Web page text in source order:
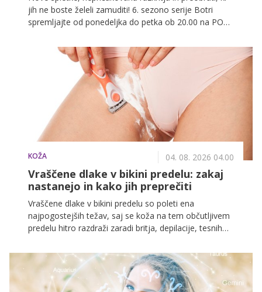
jih ne boste želeli zamuditi! 6. sezono serije Botri
spremljajte od ponedeljka do petka ob 20.00 na POP
KOŽA 04. 08. 2026 04.00
Vraščene dlake v bikini predelu: zakaj
nastanejo in kako jih preprečiti
Vraščene dlake v bikini predelu so poleti ena
najpogostejših težav, saj se koža na tem občutljivem
predelu hitro razdraži zaradi britja, depilacije, tesnih
vraščene dlake pojavijo, ko dlaka ne more normalno
izrasti na površje, temveč se ujame pod kožo in
povzroči vnetje, rdečico ali bolečo bunkico.